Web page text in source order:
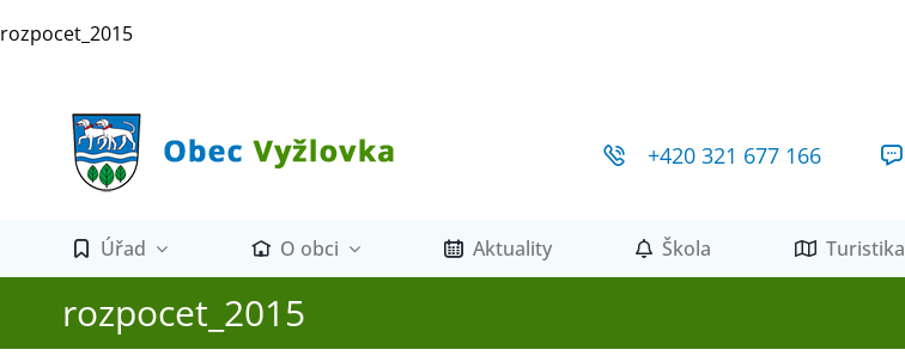
na
rozpocet_2015
+420 321 677 166
Úřad O obci Aktuality Škola Turistika
rozpocet_2015